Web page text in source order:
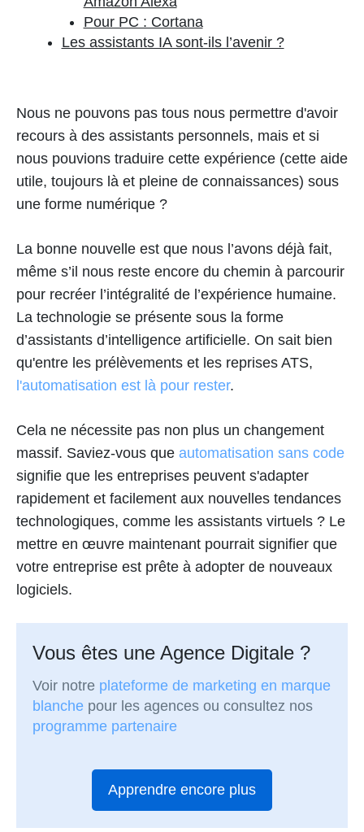
Pour PC : Cortana
Les assistants IA sont-ils l’avenir ?
Nous ne pouvons pas tous nous permettre d'avoir
recours à des assistants personnels, mais et si
nous pouvions traduire cette expérience (cette aide
utile, toujours là et pleine de connaissances) sous
une forme numérique ?
La bonne nouvelle est que nous l’avons déjà fait,
même s’il nous reste encore du chemin à parcourir
pour recréer l’intégralité de l’expérience humaine.
La technologie se présente sous la forme
d’assistants d’intelligence artificielle. On sait bien
qu'entre les prélèvements et les reprises ATS,
l'automatisation est là pour rester.
Cela ne nécessite pas non plus un changement
massif. Saviez-vous que automatisation sans code
signifie que les entreprises peuvent s'adapter
rapidement et facilement aux nouvelles tendances
technologiques, comme les assistants virtuels ? Le
mettre en œuvre maintenant pourrait signifier que
votre entreprise est prête à adopter de nouveaux
logiciels.
Vous êtes une Agence Digitale ?
Voir notre plateforme de marketing en marque
blanche pour les agences ou consultez nos
programme partenaire
Apprendre encore plus